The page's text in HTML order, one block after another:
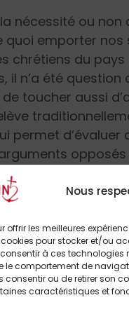
Nous
offrir les meilleures
pour stocker et/ou
à ces technologies
le comportement de
consentir ou de retirer son
caractéristiques et
ou non
quoi emporter
chrétiens du pays
il n’a été
toucher aussi
permet d’évaluer
opposés
chaque
de la dernière
de Syrie,
qui se
contre eux,
seront là encore
à une journée de